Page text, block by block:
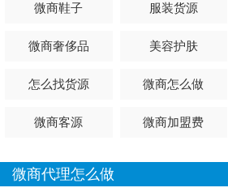
账，那么微信转账转错了怎么办？
以撤回吗?微信转账怎么撤回来?近日
说?
微商鞋子 服装货源
微商奢侈品 美容护肤
怎么找货源 微商怎么做
微商客源 微商加盟费
微商代理怎么做